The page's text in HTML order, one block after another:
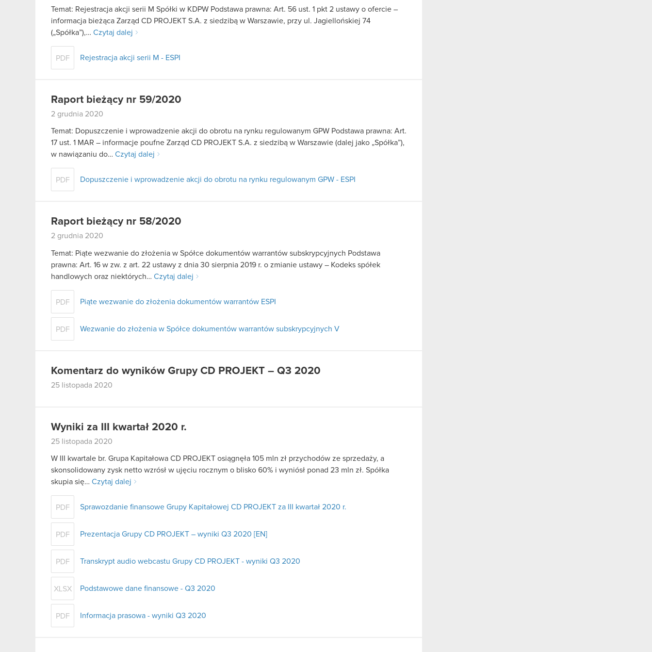
Temat: Rejestracja akcji serii M Spółki w KDPW Podstawa prawna: Art. 56 ust. 1 pkt 2 ustawy o ofercie –
informacja bieżąca Zarząd CD PROJEKT S.A. z siedzibą w Warszawie, przy ul. Jagiellońskiej 74
(„Spółka”),… Czytaj dalej
PDF Rejestracja akcji serii M - ESPI
Raport bieżący nr 59/2020
2 grudnia 2020
Temat: Dopuszczenie i wprowadzenie akcji do obrotu na rynku regulowanym GPW Podstawa prawna: Art.
17 ust. 1 MAR – informacje poufne Zarząd CD PROJEKT S.A. z siedzibą w Warszawie (dalej jako „Spółka”),
w nawiązaniu do… Czytaj dalej
PDF Dopuszczenie i wprowadzenie akcji do obrotu na rynku regulowanym GPW - ESPI
Raport bieżący nr 58/2020
2 grudnia 2020
Temat: Piąte wezwanie do złożenia w Spółce dokumentów warrantów subskrypcyjnych Podstawa
prawna: Art. 16 w zw. z art. 22 ustawy z dnia 30 sierpnia 2019 r. o zmianie ustawy – Kodeks spółek
handlowych oraz niektórych… Czytaj dalej
PDF Piąte wezwanie do złożenia dokumentów warrantów ESPI
PDF Wezwanie do złożenia w Spółce dokumentów warrantów subskrypcyjnych V
Komentarz do wyników Grupy CD PROJEKT – Q3 2020
25 listopada 2020
Wyniki za III kwartał 2020 r.
25 listopada 2020
W III kwartale br. Grupa Kapitałowa CD PROJEKT osiągnęła 105 mln zł przychodów ze sprzedaży, a
skonsolidowany zysk netto wzrósł w ujęciu rocznym o blisko 60% i wyniósł ponad 23 mln zł. Spółka
skupia się… Czytaj dalej
PDF Sprawozdanie finansowe Grupy Kapitałowej CD PROJEKT za III kwartał 2020 r.
PDF Prezentacja Grupy CD PROJEKT – wyniki Q3 2020 [EN]
PDF Transkrypt audio webcastu Grupy CD PROJEKT - wyniki Q3 2020
XLSX Podstawowe dane finansowe - Q3 2020
PDF Informacja prasowa - wyniki Q3 2020